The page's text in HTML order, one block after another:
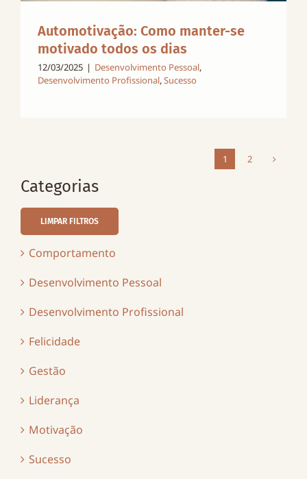
Automotivação: Como manter-se
motivado todos os dias
12/03/2025 | Desenvolvimento Pessoal,
Desenvolvimento Profissional,Sucesso
1 2
Categorias
LIMPAR FILTROS
Comportamento
Desenvolvimento Pessoal
Desenvolvimento Profissional
Felicidade
Gestão
Liderança
Motivação
Sucesso